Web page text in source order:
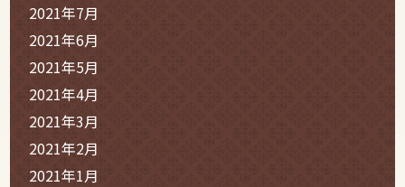
2021年7月
2021年6月
2021年5月
2021年4月
2021年3月
2021年2月
2021年1月